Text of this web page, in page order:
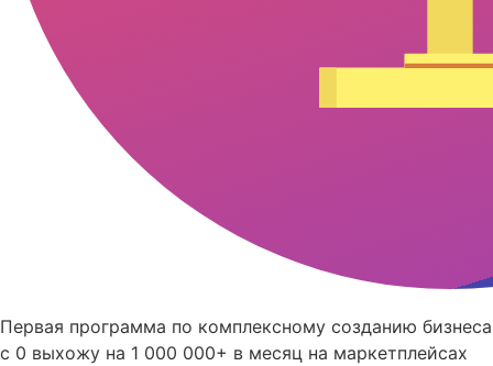
Первая программа по комплексному созданию бизнеса
с 0 выхожу на 1 000 000+ в месяц на маркетплейсах